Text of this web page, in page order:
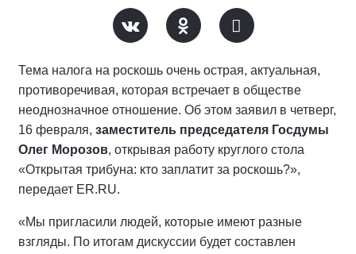
Тема налога на роскошь очень острая, актуальная,
противоречивая, которая встречает в обществе
неоднозначное отношение. Об этом заявил в четверг,
16 февраля, заместитель председателя Госдумы
Олег Морозов, открывая работу круглого стола
«Открытая трибуна: кто заплатит за роскошь?»,
передает ER.RU.
«Мы пригласили людей, которые имеют разные
взгляды. По итогам дискуссии будет составлен